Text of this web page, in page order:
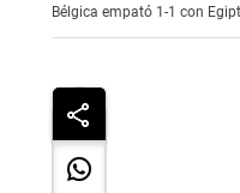
Bélgica empató 1-1 con